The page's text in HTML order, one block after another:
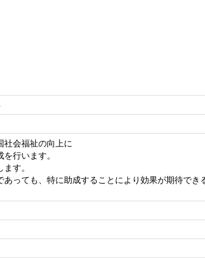
社会福祉の向上に
行います。
す。
っても、特に助成することにより効果が期待で